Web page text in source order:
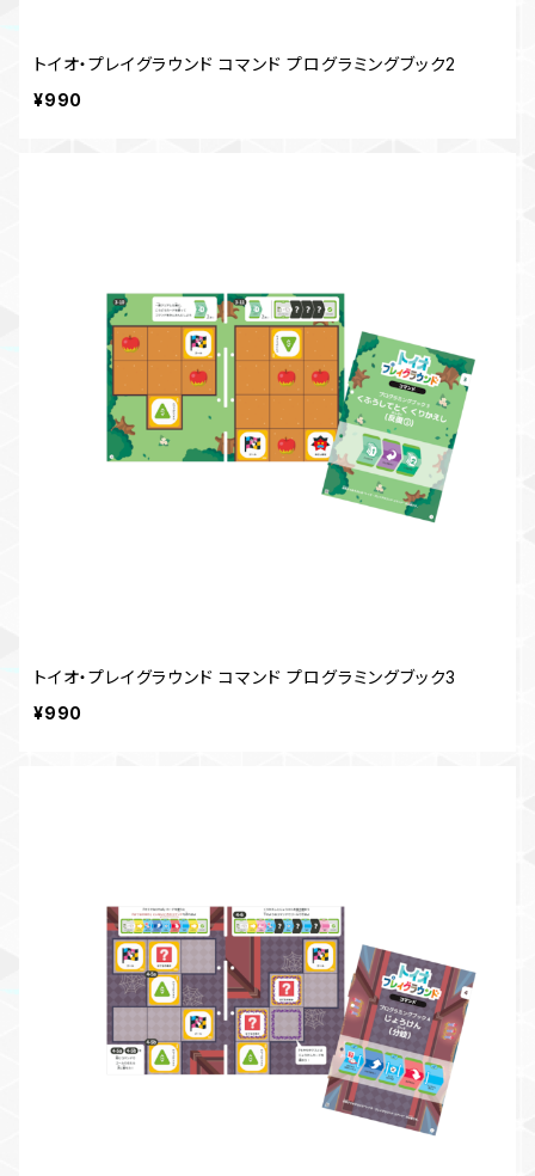
トイオ・プレイグラウンド コマンド プログラミングブック2
¥990
トイオ・プレイグラウンド コマンド プログラミングブック3
¥990